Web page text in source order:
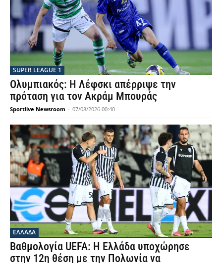
SUPER LEAGUE 1
Ολυμπιακός: Η Λέφσκι απέρριψε την
πρόταση για τον Ακράμ Μπουράς
Sportlive Newsroom - 07/08/2026 00:40
ΕΛΛΑΔΑ
Βαθμολογία UEFA: Η Ελλάδα υποχώρησε
στην 12η θέση με την Πολωνία να